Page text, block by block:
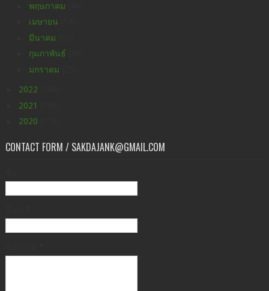
พฤษภาคม
เมษายน
มีนาคม
กุมภาพันธ์
มกราคม
2022
2021
2020
CONTACT FORM / SAKDAJANK@GMAIL.COM